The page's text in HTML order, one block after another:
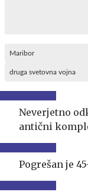
Maribor
druga svetovna vojna
Neverjetno
antični
Pogrešan je